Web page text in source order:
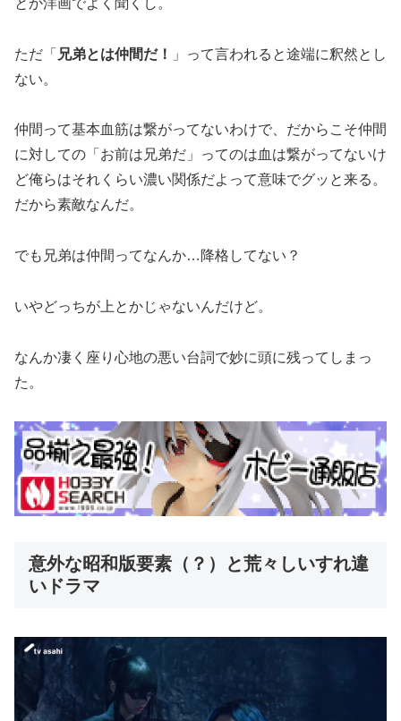
ただ「 兄弟とは仲間だ！
」って言われると途端に釈然とし
ない。
仲間って基本血筋は繋がってないわけで、だからこそ仲間
に対しての「お前は兄弟だ」ってのは血は繋がってないけ
ど俺らはそれくらい濃い関係だよって意味でグッと来る。
だから素敵なんだ。
でも兄弟は仲間ってなんか…降格してない？
いやどっちが上とかじゃないんだけど。
なんか凄く座り心地の悪い台詞で妙に頭に残ってしまっ
た。
意外な昭和版要素（？）と荒々しいすれ違
いドラマ